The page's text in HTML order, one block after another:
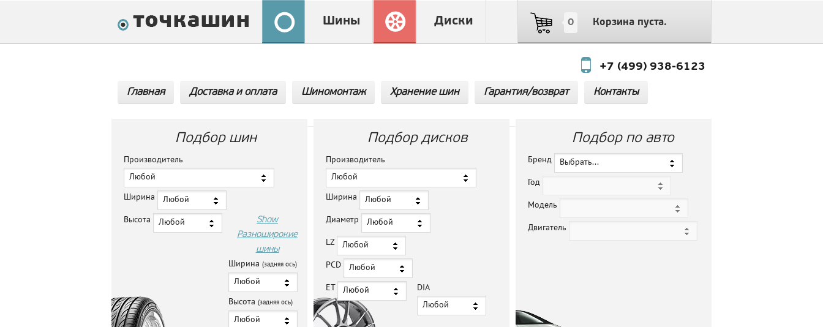
0 Корзина пуста.
Шины Диски
+7 (499) 938-6123
Главная Доставка и оплата Шиномонтаж Хранение шин Гарантия/возврат Контакты
Подбор шин
Производитель
Любой
Ширина Любой
Высота Любой
Show
Разноширокие
шины
Ширина (задняя ось)
Любой
Высота (задняя ось)
Любой
Подбор дисков
Производитель
Любой
Ширина Любой
Диаметр Любой
LZ Любой
PCD Любой
ET Любой DIA
Любой
Подбор по авто
Бренд Выбрать...
Год
Модель
Двигатель